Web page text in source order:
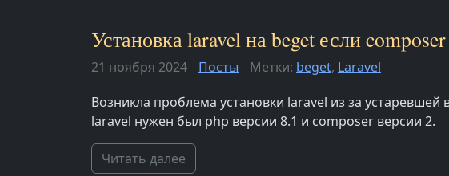
Установка laravel на beget если
21 ноября 2024 Посты Метки: beget, Laravel
Возникла проблема установки laravel из за устаревшей
laravel нужен был php версии 8.1 и composer версии 2.
Читать далее